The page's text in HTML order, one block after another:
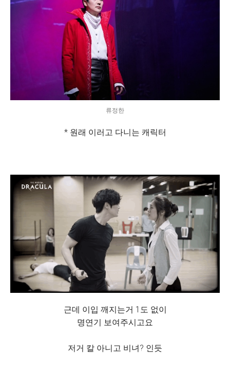
류정한
* 원래 이러고 다니는 캐릭터
근데 이입 깨지는거 1도 없이
명연기 보여주시고요
저거 칼 아니고 비녀? 인듯